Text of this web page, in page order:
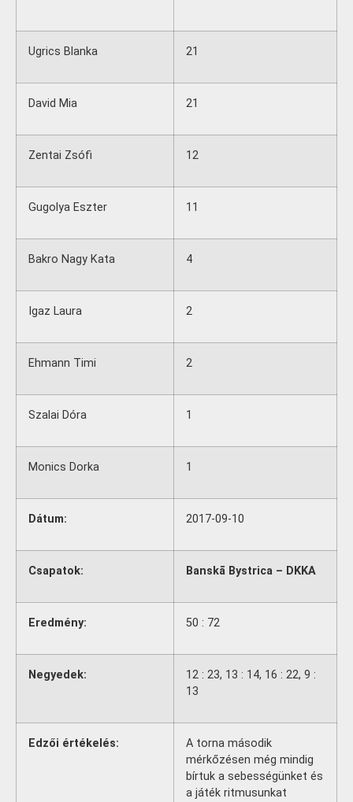
Ugrics Blanka 21
David Mia 21
Zentai Zsófi 12
Gugolya Eszter 11
Bakro Nagy Kata 4
Igaz Laura 2
Ehmann Timi 2
Szalai Dóra 1
Monics Dorka 1
Dátum: 2017-09-10
Csapatok: Banskā Bystrica – DKKA
Eredmény: 50 : 72
Negyedek:
12 : 23, 13 : 14, 16 : 22, 9 :
13
Edzői értékelés:
A torna második
mérkőzésen még mindig
bírtuk a sebességünket és
a játék ritmusunkat